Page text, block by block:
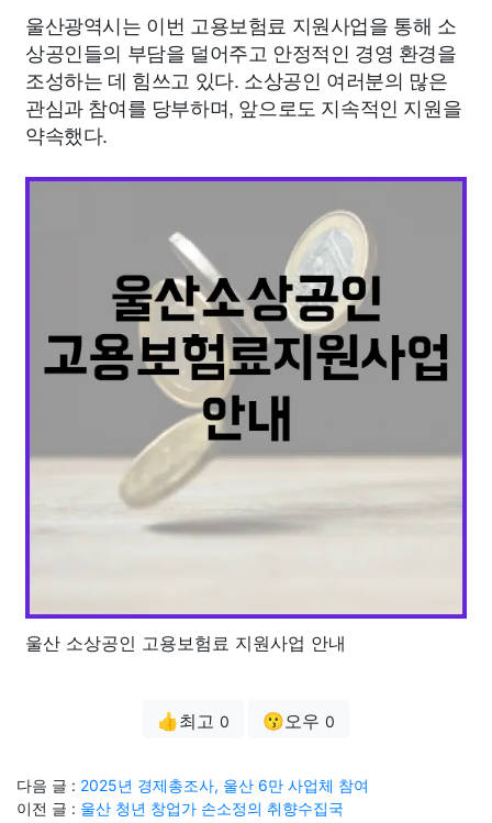
울산광역시는 이번 고용보험료 지원사업을 통해 소
상공인들의 부담을 덜어주고 안정적인 경영 환경을
조성하는 데 힘쓰고 있다. 소상공인 여러분의 많은
관심과 참여를 당부하며, 앞으로도 지속적인 지원을
약속했다.
울산 소상공인 고용보험료 지원사업 안내
👍최고 0 😗오우 0
다음 글 : 2025년 경제총조사, 울산 6만 사업체 참여
이전 글 : 울산 청년 창업가 손소정의 취향수집국